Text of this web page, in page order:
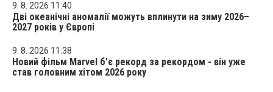
9. 8. 2026 11:40
Дві океанічні аномалії можуть вплинути на зиму 2026–
2027 років у Європі
9. 8. 2026 11:38
Новий фільм Marvel б’є рекорд за рекордом - він уже
став головним хітом 2026 року